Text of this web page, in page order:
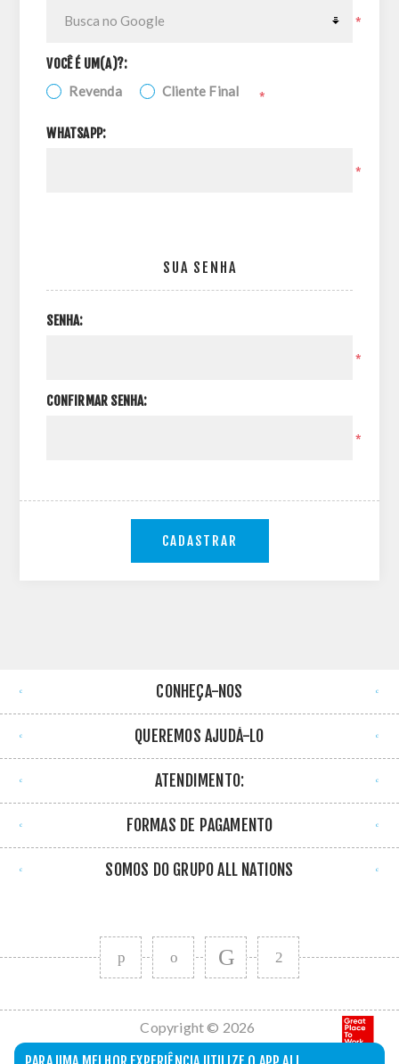
*
VOCÊ É UM(A)?:
Revenda Cliente Final *
WHATSAPP:
*
SUA SENHA
SENHA:
*
CONFIRMAR SENHA:
*
CADASTRAR
CONHEÇA-NOS
QUEREMOS AJUDÁ-LO
ATENDIMENTO:
FORMAS DE PAGAMENTO
SOMOS DO GRUPO ALL NATIONS
Copyright © 2026
All Nations. Todos